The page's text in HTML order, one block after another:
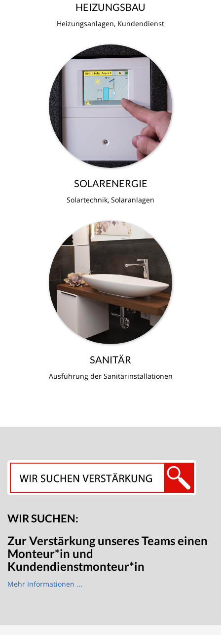
HEIZUNGSBAU
Heizungsanlagen, Kundendienst
SOLARENERGIE
Solartechnik, Solaranlagen
SANITÄR
Ausführung der Sanitärinstallationen
WIR SUCHEN:
Zur Verstärkung unseres Teams einen
Monteur*in und
Kundendienstmonteur*in
Mehr Informationen ...